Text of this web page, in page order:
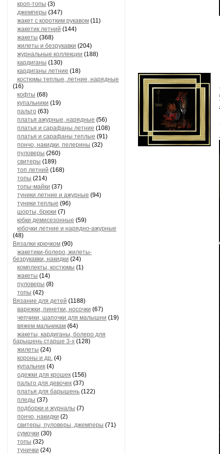
кроп-топы (3)
джемперы (347)
жакет с коротким рукавом (11)
жакетик летний (144)
жакеты (368)
жилеты и безрукавки (204)
журнальные коллекции (188)
кардиганы (130)
кардиганы летние (18)
костюмы теплые, летние, нарядные
(16)
кофты (68)
купальники (19)
пальто (63)
платья ажурные, нарядные (56)
платья и сарафаны летние (108)
платья и сарафаны теплые (91)
пончо, накидки, пелерины (32)
пуловеры (260)
свитеры (189)
топ летний (168)
топы (214)
топы-майки (37)
туники летние и ажурные (94)
туники теплые (96)
шорты, брюки (7)
юбки демисезонные (59)
юбочки летние и нарядно-ажурные
(48)
Вязалки крючком (90)
жакетики-болеро, жилеты-
безрукавки, накидки (24)
комплекты, костюмы (1)
жакеты (14)
пуловеры (8)
топы (42)
Вязание для детей (1188)
варежки, пинетки, носочки (67)
чепчики, шапочки для малышни (19)
вяжем мальчикам (64)
жакеты, кардиганы, болеро для
барышень старше 3-х (128)
жилеты (24)
короны и др. (4)
купальник (4)
одежки для крошек (156)
пальто для девочек (37)
платья для барышень (122)
пледы (37)
подборки и журналы (7)
пончо, накидки (2)
свитеры, пуловеры, джемперы (71)
сумочки (30)
топы (32)
тунички (24)